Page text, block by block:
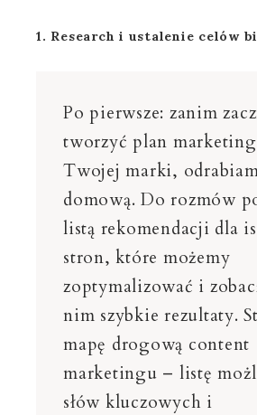
1. Research i ustalenie celów
Po pierwsze: zanim
tworzyć plan
Twojej marki,
domową. Do rozmów
listą rekomendacji dla
stron, które możemy
zoptymalizować i
nim szybkie rezultaty.
mapę drogową content
marketingu – listę
słów kluczowych i